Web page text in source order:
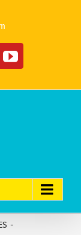
YouTube
-